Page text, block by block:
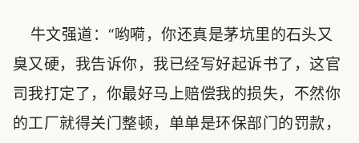
牛文强道：“哟嗬，你还真是茅坑里的石头又
臭又硬，我告诉你，我已经写好起诉书了，这官
司我打定了，你最好马上赔偿我的损失，不然你
的工厂就得关门整顿，单单是环保部门的罚款，